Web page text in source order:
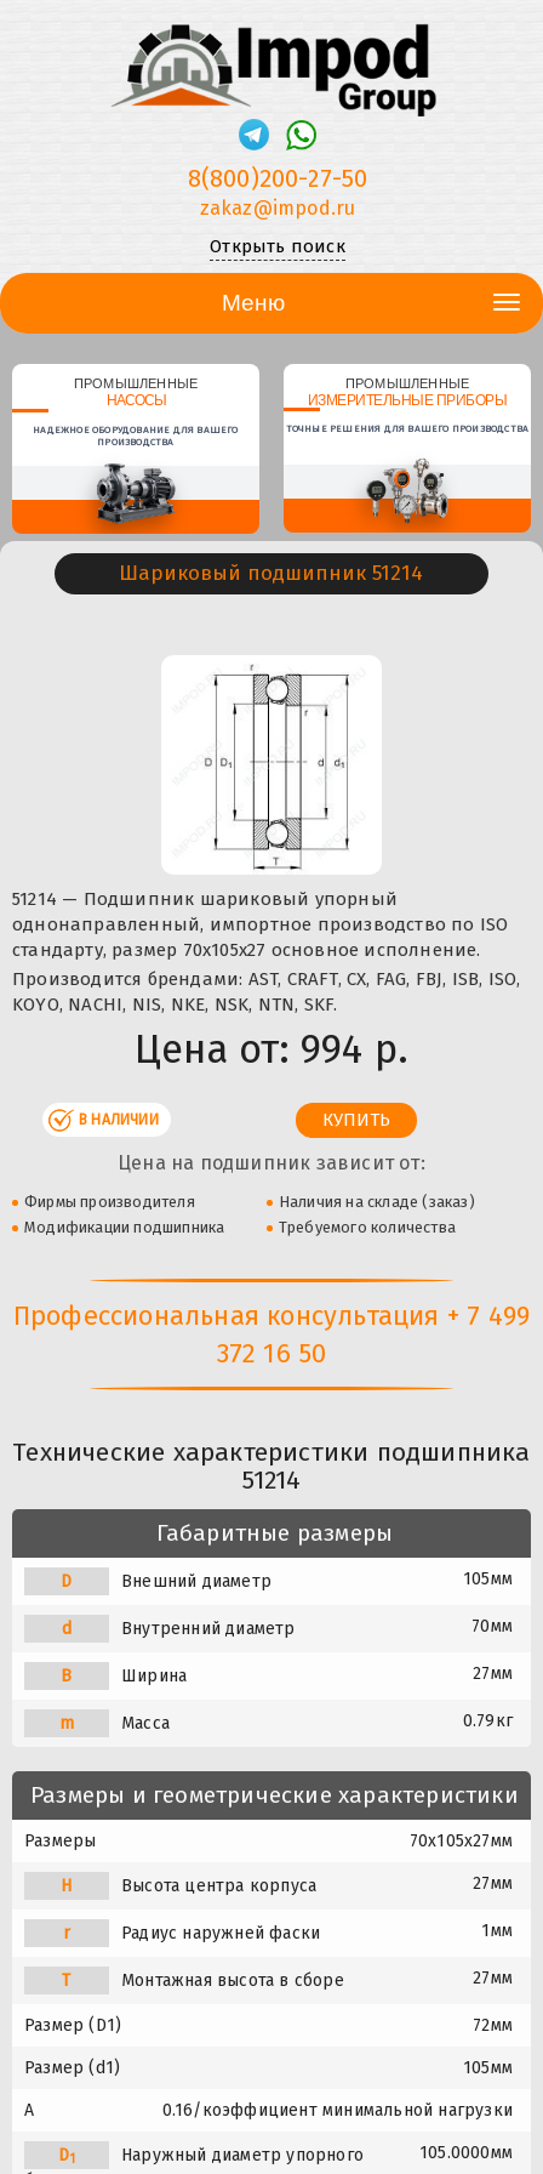
8(800)200-27-50
zakaz@impod.ru
Открыть поиск
Меню
ПРОМЫШЛЕННЫЕ
НАСОСЫ
НАДЕЖНОЕ ОБОРУДОВАНИЕ ДЛЯ ВАШЕГО
ПРОИЗВОДСТВА
ПРОМЫШЛЕННЫЕ
ИЗМЕРИТЕЛЬНЫЕ ПРИБОРЫ
ТОЧНЫЕ РЕШЕНИЯ ДЛЯ ВАШЕГО ПРОИЗВОДСТВА
Шариковый подшипник 51214
51214 — Подшипник шариковый упорный
однонаправленный, импортное производство по ISO
стандарту, размер 70x105x27 основное исполнение.
Производится брендами: AST, CRAFT, CX, FAG, FBJ, ISB, ISO,
KOYO, NACHI, NIS, NKE, NSK, NTN, SKF.
Цена от: 994 р.
В НАЛИЧИИ
Цена на подшипник зависит от:
Фирмы производителя
Наличия на складе (заказ)
Модификации подшипника
Требуемого количества
Профессиональная консультация + 7 499
372 16 50
Технические характеристики подшипника
51214
Габаритные размеры
D Внешний диаметр 105мм
d Внутренний диаметр 70мм
B Ширина 27мм
m Масса 0.79кг
Размеры и геометрические характеристики
Размеры 70x105x27мм
H Высота центра корпуса 27мм
r Радиус наружней фаски 1мм
T Монтажная высота в сборе 27мм
Размер (D1) 72мм
Размер (d1) 105мм
A 0.16/коэффициент минимальной нагрузки
D1
Наружный диаметр упорного
105.0000мм